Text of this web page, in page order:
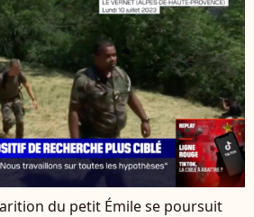
du petit Émile se poursuit